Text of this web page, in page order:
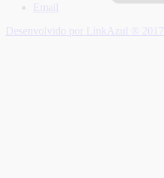
Email
Desenvolvido por LinkAzul ® 2017